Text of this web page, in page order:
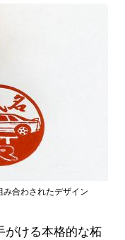
合わされたデザイン
ける本格的な柘